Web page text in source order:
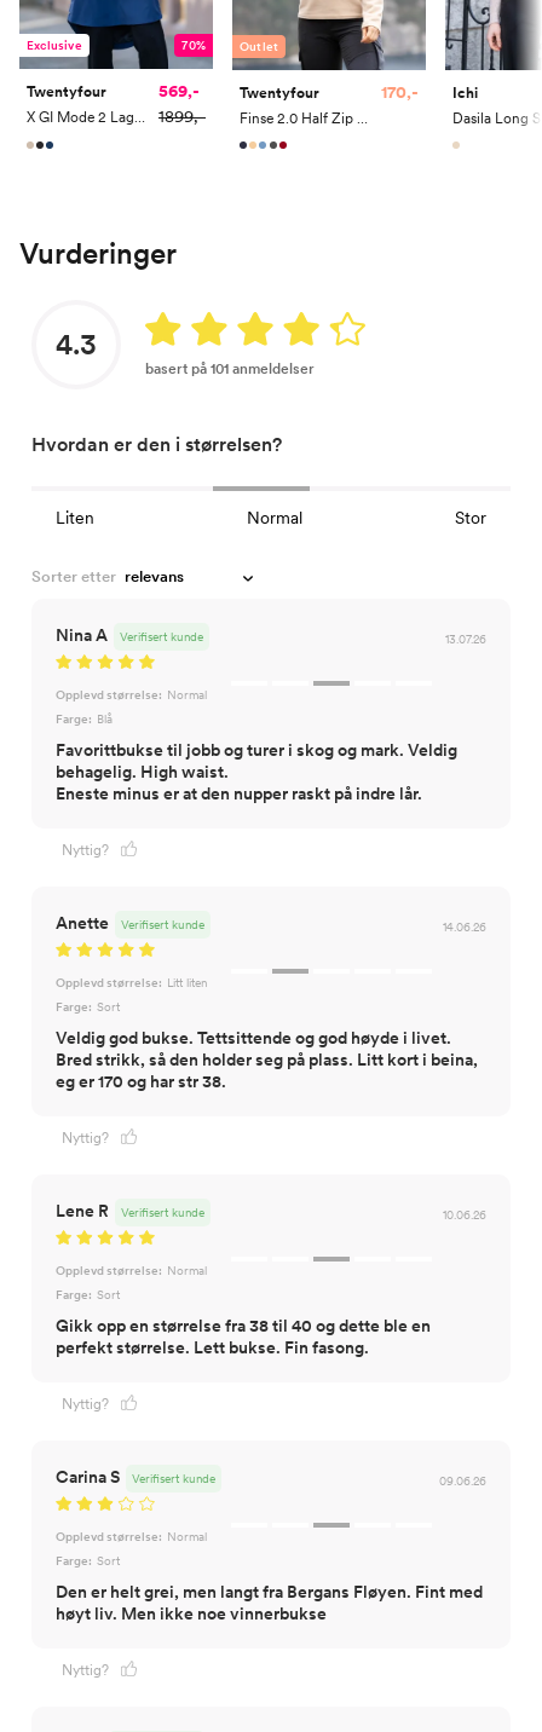
Exclusive 70%
Twentyfour
X GI Mode 2 Lags Poncho
569,-
1899,-
Outlet
Twentyfour
170,- Ichi
Vurderinger
4.3
basert på 101 anmeldelser
Hvordan er den i størrelsen?
Liten Normal Stor
Sorter etter
Nina A 13.07.26
Verifisert kunde
Opplevd størrelse: Normal
Farge: Blå
Favorittbukse til jobb og turer i skog og mark. Veldig
behagelig. High waist.
Eneste minus er at den nupper raskt på indre lår.
Nyttig?
Anette 14.06.26
Verifisert kunde
Opplevd størrelse: Litt liten
Farge: Sort
Veldig god bukse. Tettsittende og god høyde i livet.
Bred strikk, så den holder seg på plass. Litt kort i beina,
eg er 170 og har str 38.
Nyttig?
Lene R 10.06.26
Verifisert kunde
Opplevd størrelse: Normal
Farge: Sort
Gikk opp en størrelse fra 38 til 40 og dette ble en
perfekt størrelse. Lett bukse. Fin fasong.
Nyttig?
Carina S 09.06.26
Verifisert kunde
Opplevd størrelse: Normal
Farge: Sort
Den er helt grei, men langt fra Bergans Fløyen. Fint med
høyt liv. Men ikke noe vinnerbukse
Nyttig?